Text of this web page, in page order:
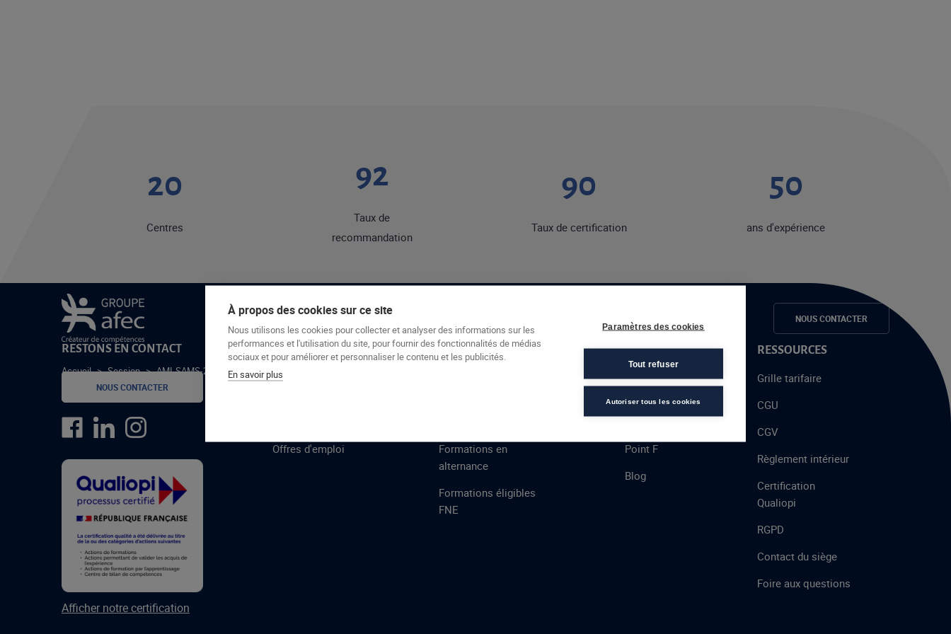
Le groupe Afec Formations Espace candidats NOUS CONTACTER
Accueil > Session > AMI-SAMS-24-1-A
20
Centres
92
Taux de
recommandation
90
Taux de certification
50
ans d'expérience
RESTONS EN CONTACT
NOUS CONTACTER
Afficher notre certification
GROUPE AFEC
Formations
Offres d'emploi
PRESTATIONS
Formations en
alternance
Formations éligibles
FNE
À PROPOS
Talent
Point F
Blog
RESSOURCES
Grille tarifaire
CGU
CGV
Règlement intérieur
Certification
Qualiopi
RGPD
Contact du siège
Foire aux questions
À propos des cookies sur ce site
Nous utilisons les cookies pour collecter et analyser des informations sur les
performances et l'utilisation du site, pour fournir des fonctionnalités de médias
sociaux et pour améliorer et personnaliser le contenu et les publicités.
En savoir plus
Paramètres des cookies
Tout refuser
Autoriser tous les cookies